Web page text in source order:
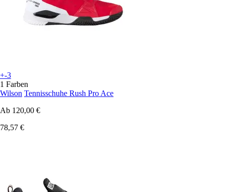
+-3
1 Farben
Wilson Tennisschuhe Rush Pro Ace
Ab 120,00 €
78,57 €